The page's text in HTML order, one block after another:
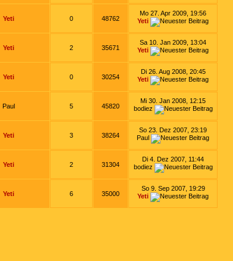
Yeti 0 48762
Mo 27. Apr 2009, 19:56
Yeti
Yeti 2 35671
Sa 10. Jan 2009, 13:04
Yeti
Yeti 0 30254
Di 26. Aug 2008, 20:45
Yeti
Paul 5 45820
Mi 30. Jan 2008, 12:15
bodiez
Yeti 3 38264
So 23. Dez 2007, 23:19
Paul
Yeti 2 31304
Di 4. Dez 2007, 11:44
bodiez
Yeti 6 35000
So 9. Sep 2007, 19:29
Yeti